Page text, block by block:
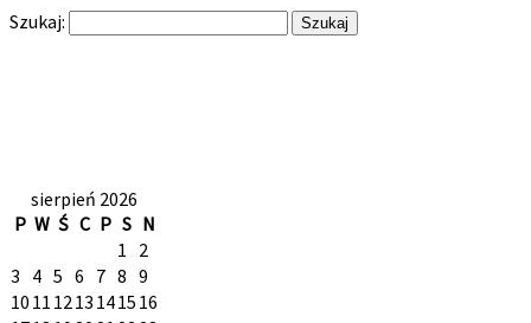
Szukaj:
sierpień 2026
P W Ś C P S N
1 2
3 4 5 6 7 8 9
10 11 1213 1415 16